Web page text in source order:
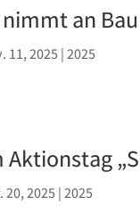
an
11, 2025 |2025
20, 2025 |2025